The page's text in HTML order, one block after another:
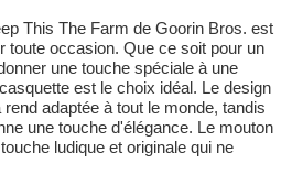
This The Farm de Goorin Bros. est
toute occasion. Que ce soit pour un
une touche spéciale à une
est le choix idéal. Le design
adaptée à tout le monde, tandis
une touche d'élégance. Le mouton
ludique et originale qui ne